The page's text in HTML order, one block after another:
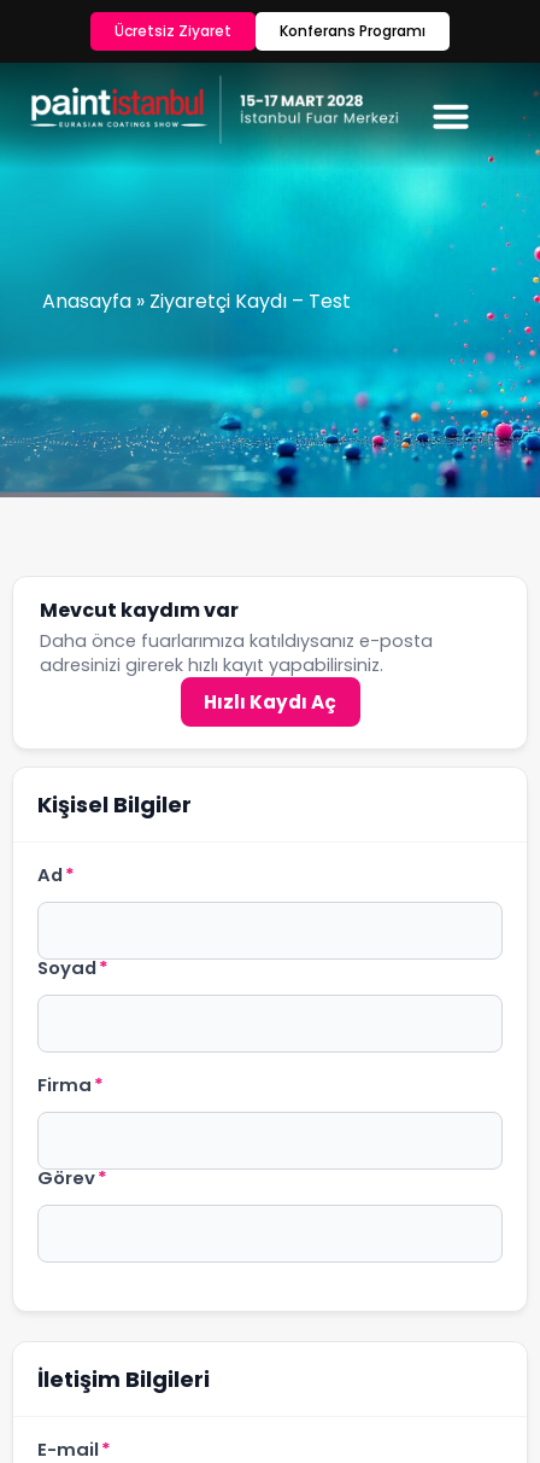
Ücretsiz Ziyaret Konferans Programı
Anasayfa » Ziyaretçi Kaydı – Test
Mevcut kaydım var
Daha önce fuarlarımıza katıldıysanız e-posta
adresinizi girerek hızlı kayıt yapabilirsiniz.
Hızlı Kaydı Aç
Kişisel Bilgiler
Ad*
Soyad*
Firma*
Görev*
İletişim Bilgileri
E-mail*